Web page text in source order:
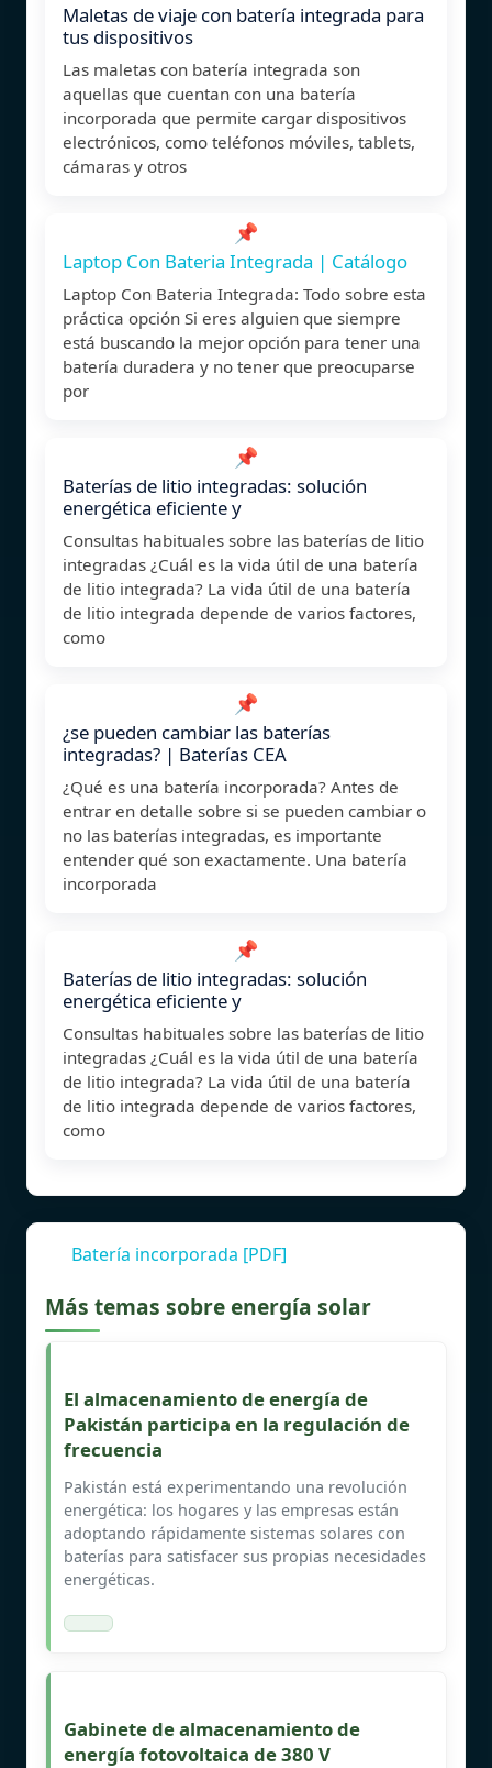
Maletas de viaje con batería integrada para
tus dispositivos
Las maletas con batería integrada son
aquellas que cuentan con una batería
incorporada que permite cargar dispositivos
electrónicos, como teléfonos móviles, tablets,
cámaras y otros
📌
Laptop Con Bateria Integrada | Catálogo
Laptop Con Bateria Integrada: Todo sobre esta
práctica opción Si eres alguien que siempre
está buscando la mejor opción para tener una
batería duradera y no tener que preocuparse
por
📌
Baterías de litio integradas: solución
energética eficiente y
Consultas habituales sobre las baterías de litio
integradas ¿Cuál es la vida útil de una batería
de litio integrada? La vida útil de una batería
de litio integrada depende de varios factores,
como
📌
¿se pueden cambiar las baterías
integradas? | Baterías CEA
¿Qué es una batería incorporada? Antes de
entrar en detalle sobre si se pueden cambiar o
no las baterías integradas, es importante
entender qué son exactamente. Una batería
incorporada
📌
Baterías de litio integradas: solución
energética eficiente y
Consultas habituales sobre las baterías de litio
integradas ¿Cuál es la vida útil de una batería
de litio integrada? La vida útil de una batería
de litio integrada depende de varios factores,
como
Batería incorporada [PDF]
Más temas sobre energía solar
El almacenamiento de energía de
Pakistán participa en la regulación de
frecuencia
Pakistán está experimentando una revolución
energética: los hogares y las empresas están
adoptando rápidamente sistemas solares con
baterías para satisfacer sus propias necesidades
energéticas.
Gabinete de almacenamiento de
energía fotovoltaica de 380 V